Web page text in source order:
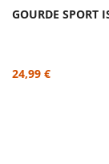
GOURDE SPORT
24,99 €